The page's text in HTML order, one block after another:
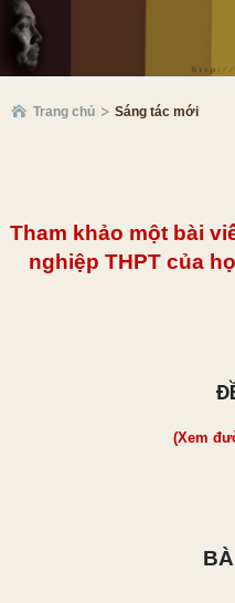
Trang chủ Sáng tác mới
Tham khảo một bài
nghiệp THPT của
(Xem